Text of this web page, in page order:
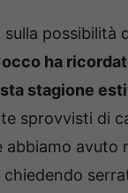
sulla
ha
stagione
sprovvisti di